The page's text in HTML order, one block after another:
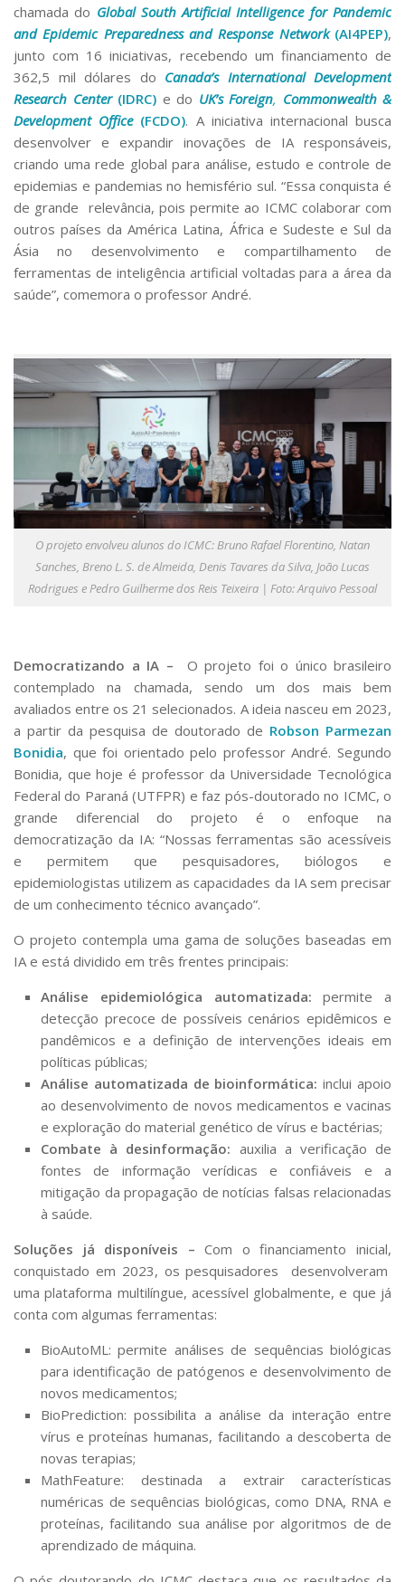
chamada do Global South Artificial Intelligence for Pandemic
and Epidemic Preparedness and Response Network(AI4PEP),
junto com 16 iniciativas, recebendo um financiamento de
362,5 mil dólares do Canada’s International Development
Research Center(IDRC) e do UK’s Foreign, Commonwealth &
Development Office(FCDO). A iniciativa internacional busca
desenvolver e expandir inovações de IA responsáveis,
criando uma rede global para análise, estudo e controle de
epidemias e pandemias no hemisfério sul. “Essa conquista é
de grande relevância, pois permite ao ICMC colaborar com
outros países da América Latina, África e Sudeste e Sul da
Ásia no desenvolvimento e compartilhamento de
ferramentas de inteligência artificial voltadas para a área da
saúde”, comemora o professor André.
O projeto envolveu alunos do ICMC: Bruno Rafael Florentino, Natan
Sanches, Breno L. S. de Almeida, Denis Tavares da Silva, João Lucas
Rodrigues e Pedro Guilherme dos Reis Teixeira | Foto: Arquivo Pessoal
Democratizando a IA –
O projeto foi o único brasileiro
contemplado na chamada, sendo um dos mais bem
avaliados entre os 21 selecionados. A ideia nasceu em 2023,
a partir da pesquisa de doutorado de Robson Parmezan
Bonidia, que foi orientado pelo professor André. Segundo
Bonidia, que hoje é professor da Universidade Tecnológica
Federal do Paraná (UTFPR) e faz pós-doutorado no ICMC, o
grande diferencial do projeto é o enfoque na
democratização da IA: “Nossas ferramentas são acessíveis
e permitem que pesquisadores, biólogos e
epidemiologistas utilizem as capacidades da IA sem precisar
de um conhecimento técnico avançado”.
O projeto contempla uma gama de soluções baseadas em
IA e está dividido em três frentes principais:
Análise epidemiológica automatizada: permite a
detecção precoce de possíveis cenários epidêmicos e
pandêmicos e a definição de intervenções ideais em
políticas públicas;
Análise automatizada de bioinformática: inclui apoio
ao desenvolvimento de novos medicamentos e vacinas
e exploração do material genético de vírus e bactérias;
Combate à desinformação: auxilia a verificação de
fontes de informação verídicas e confiáveis e a
mitigação da propagação de notícias falsas relacionadas
à saúde.
Soluções já disponíveis – Com o financiamento inicial,
conquistado em 2023, os pesquisadores desenvolveram
uma plataforma multilíngue, acessível globalmente, e que já
conta com algumas ferramentas:
BioAutoML: permite análises de sequências biológicas
para identificação de patógenos e desenvolvimento de
novos medicamentos;
BioPrediction: possibilita a análise da interação entre
vírus e proteínas humanas, facilitando a descoberta de
novas terapias;
MathFeature: destinada a extrair características
numéricas de sequências biológicas, como DNA, RNA e
proteínas, facilitando sua análise por algoritmos de de
aprendizado de máquina.